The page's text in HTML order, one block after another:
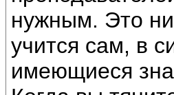
нужным. Это
учится сам, в
имеющиеся